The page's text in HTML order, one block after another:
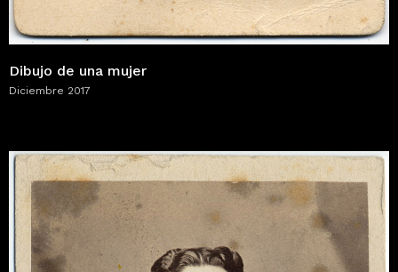
Dibujo de una mujer
Diciembre 2017